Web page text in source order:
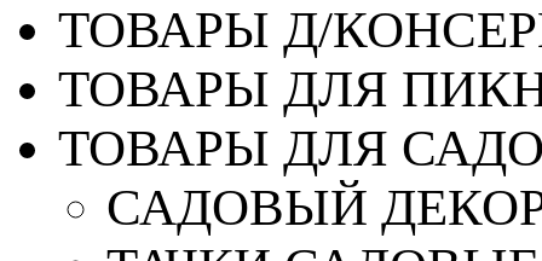
ТОВАРЫ Д/
ТОВАРЫ ДЛЯ
ТОВАРЫ ДЛЯ
САДОВЫЙ